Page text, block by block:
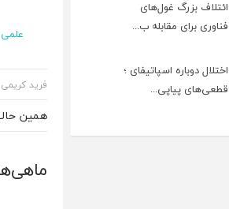
ائتلاف بزرگ غول‌های
فناوری برای مقابله ب...
اختلال دوباره اسپاتیفای ؛
قطعی‌های پیاپی...
علمی
فرید کریمی
همین